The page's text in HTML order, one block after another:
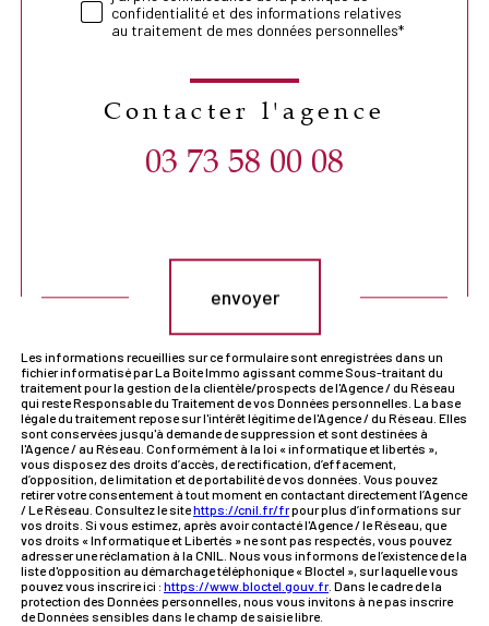
confidentialité et des informations relatives
au traitement de mes données personnelles*
Contacter l'agence
03 73 58 00 08
envoyer
Les informations recueillies sur ce formulaire sont enregistrées dans un
fichier informatisé par La Boite Immo agissant comme Sous-traitant du
traitement pour la gestion de la clientèle/prospects de l'Agence / du Réseau
qui reste Responsable du Traitement de vos Données personnelles. La base
légale du traitement repose sur l'intérêt légitime de l'Agence / du Réseau. Elles
sont conservées jusqu'à demande de suppression et sont destinées à
l'Agence / au Réseau. Conformément à la loi « informatique et libertés »,
vous disposez des droits d’accès, de rectification, d’effacement,
d’opposition, de limitation et de portabilité de vos données. Vous pouvez
retirer votre consentement à tout moment en contactant directement l’Agence
/ Le Réseau. Consultez le sitehttps://cnil.fr/frpour plus d’informations sur
vos droits. Si vous estimez, après avoir contacté l'Agence / le Réseau, que
vos droits « Informatique et Libertés » ne sont pas respectés, vous pouvez
adresser une réclamation à la CNIL. Nous vous informons de l’existence de la
liste d'opposition au démarchage téléphonique « Bloctel », sur laquelle vous
pouvez vous inscrire ici : https://www.bloctel.gouv.fr. Dans le cadre de la
protection des Données personnelles, nous vous invitons à ne pas inscrire
de Données sensibles dans le champ de saisie libre.